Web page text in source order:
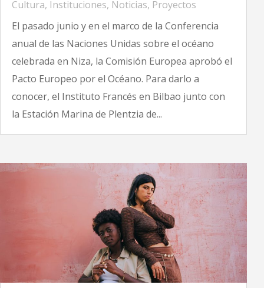
Cultura, Instituciones, Noticias, Proyectos
El pasado junio y en el marco de la Conferencia
anual de las Naciones Unidas sobre el océano
celebrada en Niza, la Comisión Europea aprobó el
Pacto Europeo por el Océano. Para darlo a
conocer, el Instituto Francés en Bilbao junto con
la Estación Marina de Plentzia de...